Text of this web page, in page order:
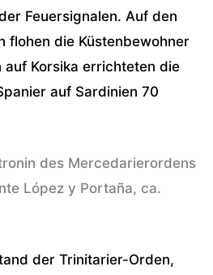
Feuersignalen. Auf den
flohen die Küstenbewohner
auf Korsika errichteten die
auf Sardinien 70
des Mercedarierordens
López y Portaña, ca.
der Trinitarier-Orden,